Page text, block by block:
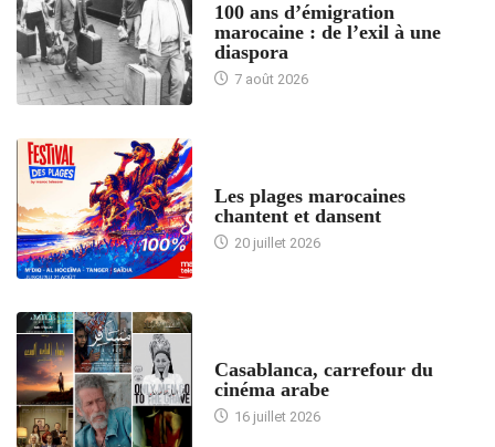
100 ans d’émigration
marocaine : de l’exil à une
diaspora
7 août 2026
Les plages marocaines
chantent et dansent
20 juillet 2026
Casablanca, carrefour du
cinéma arabe
16 juillet 2026